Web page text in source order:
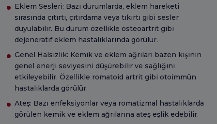
Eklem Sesleri: Bazı durumlarda, eklem hareketi
sırasında çıtırtı, çıtırdama veya tıkırtı gibi sesler
duyulabilir. Bu durum özellikle osteoartrit gibi
dejeneratif eklem hastalıklarında görülür.
Genel Halsizlik: Kemik ve eklem ağrıları bazen kişinin
genel enerji seviyesini düşürebilir ve sağlığını
etkileyebilir. Özellikle romatoid artrit gibi otoimmün
hastalıklarda görülür.
Ateş: Bazı enfeksiyonlar veya romatizmal hastalıklarda
görülen kemik ve eklem ağrılarına ateş eşlik edebilir.